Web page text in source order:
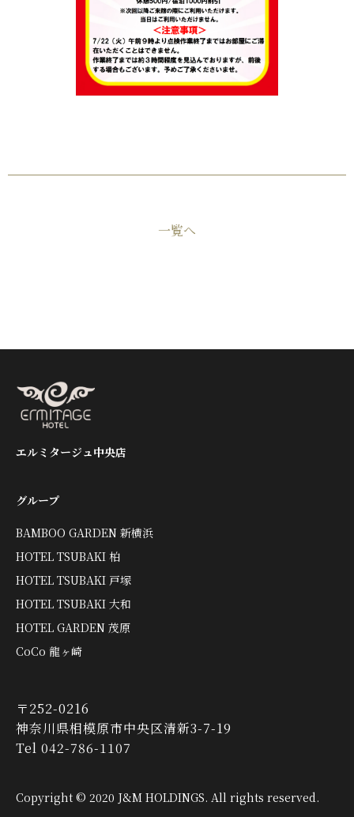
一覧へ
エルミタージュ中央店
グループ
BAMBOO GARDEN 新横浜
HOTEL TSUBAKI 柏
HOTEL TSUBAKI 戸塚
HOTEL TSUBAKI 大和
HOTEL GARDEN 茂原
CoCo 龍ヶ崎
〒252-0216
神奈川県相模原市中央区清新3-7-19
Tel 042-786-1107
Copyright © 2020 J&M HOLDINGS. All rights reserved.